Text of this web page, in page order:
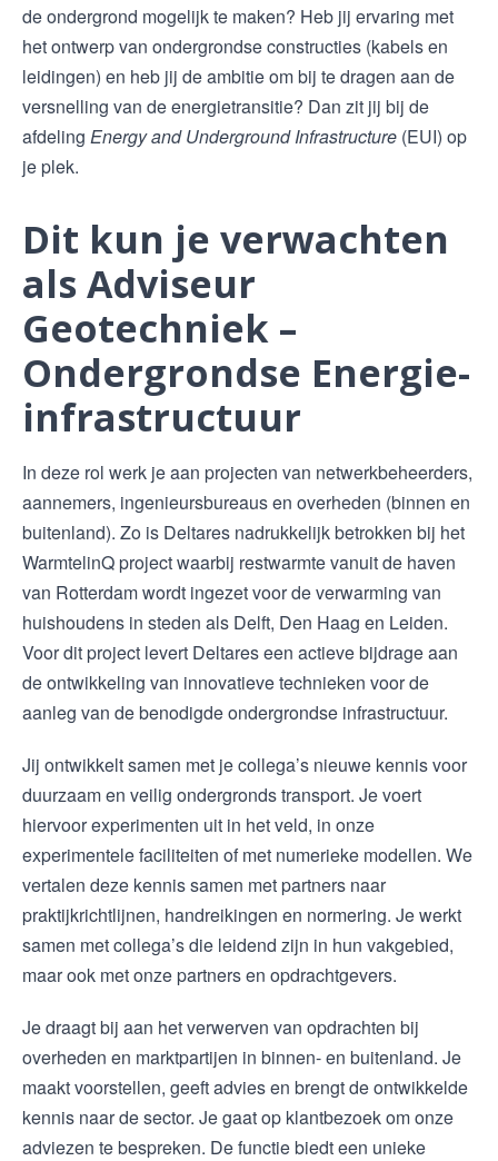
de ondergrond mogelijk te maken? Heb jij ervaring met
het ontwerp van ondergrondse constructies (kabels en
leidingen) en heb jij de ambitie om bij te dragen aan de
versnelling van de energietransitie? Dan zit jij bij de
afdeling Energy and Underground Infrastructure (EUI) op
je plek.
Dit kun je verwachten
als Adviseur
Geotechniek –
Ondergrondse Energie-
infrastructuur
In deze rol werk je aan projecten van netwerkbeheerders,
aannemers, ingenieursbureaus en overheden (binnen en
buitenland). Zo is Deltares nadrukkelijk betrokken bij het
WarmtelinQ project waarbij restwarmte vanuit de haven
van Rotterdam wordt ingezet voor de verwarming van
huishoudens in steden als Delft, Den Haag en Leiden.
Voor dit project levert Deltares een actieve bijdrage aan
de ontwikkeling van innovatieve technieken voor de
aanleg van de benodigde ondergrondse infrastructuur.
Jij ontwikkelt samen met je collega’s nieuwe kennis voor
duurzaam en veilig ondergronds transport. Je voert
hiervoor experimenten uit in het veld, in onze
experimentele faciliteiten of met numerieke modellen. We
vertalen deze kennis samen met partners naar
praktijkrichtlijnen, handreikingen en normering. Je werkt
samen met collega’s die leidend zijn in hun vakgebied,
maar ook met onze partners en opdrachtgevers.
Je draagt bij aan het verwerven van opdrachten bij
overheden en marktpartijen in binnen- en buitenland. Je
maakt voorstellen, geeft advies en brengt de ontwikkelde
kennis naar de sector. Je gaat op klantbezoek om onze
adviezen te bespreken. De functie biedt een unieke